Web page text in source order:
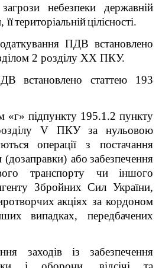
загрози небезпеки
державній
їїтериторіальнійцілісності.
ПДВ встановлено
2 розділу ХХ ПКУ.
встановлено статтею 193
«г» підпункту 195.1.2 пункту
V ПКУ за нульовою
операції з постачання
(дозаправки) або забезпечення
транспорту чи
іншого
Збройних Сил України,
акціях за кордоном
випадках, передбачених
заходів із
забезпечення